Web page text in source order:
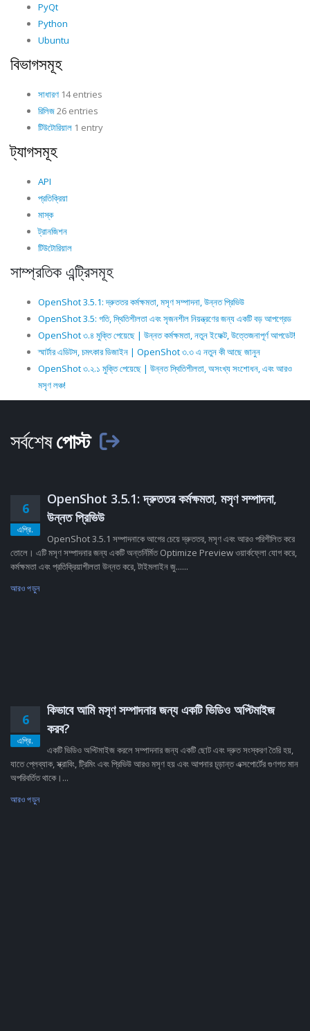
PyQt
Python
Ubuntu
বিভাগসমূহ
সাধারণ 14 entries
রিলিজ26 entries
টিউটোরিয়াল 1 entry
ট্যাগসমূহ
API
প্রতিক্রিয়া
মাস্ক
ট্রানজিশন
টিউটোরিয়াল
সাম্প্রতিক এন্ট্রিসমূহ
OpenShot 3.5.1: দ্রুততর কর্মক্ষমতা, মসৃণ সম্পাদনা, উন্নত প্রিভিউ
OpenShot 3.5: গতি, স্থিতিশীলতা এবং সৃজনশীল নিয়ন্ত্রণের জন্য একটি বড় আপগ্রেড
OpenShot ৩.৪ মুক্তি পেয়েছে | উন্নত কর্মক্ষমতা, নতুন ইফেক্ট, উত্তেজনাপূর্ণ আপডেট!
স্মার্টার এডিটস, চমৎকার ডিজাইন | OpenShot ৩.৩ এ নতুন কী আছে জানুন
OpenShot ৩.২.১ মুক্তি পেয়েছে | উন্নত স্থিতিশীলতা, অসংখ্য সংশোধন, এবং আরও
মসৃণ লঞ্চ!
সর্বশেষপোস্ট
6
এপ্রি.
OpenShot 3.5.1: দ্রুততর কর্মক্ষমতা, মসৃণ সম্পাদনা,
উন্নত প্রিভিউ
OpenShot 3.5.1 সম্পাদনাকে আগের চেয়ে দ্রুততর, মসৃণ এবং আরও পরিশীলিত করে
তোলে। এটি মসৃণ সম্পাদনার জন্য একটি অন্তর্নির্মিত Optimize Preview ওয়ার্কফ্লো যোগ করে,
কর্মক্ষমতা এবং প্রতিক্রিয়াশীলতা উন্নত করে, টাইমলাইন জু......
আরও পড়ুন
6
এপ্রি.
কিভাবে আমি মসৃণ সম্পাদনার জন্য একটি ভিডিও অপ্টিমাইজ
করব?
একটি ভিডিও অপ্টিমাইজ করলে সম্পাদনার জন্য একটি ছোট এবং দ্রুত সংস্করণ তৈরি হয়,
যাতে প্লেব্যাক, স্ক্রাবিং, ট্রিমিং এবং প্রিভিউ আরও মসৃণ হয় এবং আপনার চূড়ান্ত এক্সপোর্টের গুণগত মান
অপরিবর্তিত থাকে।...
আরও পড়ুন